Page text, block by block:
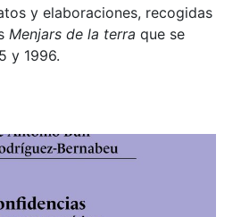
y elaboraciones, recogidas
Menjars de la terra que se
y 1996.